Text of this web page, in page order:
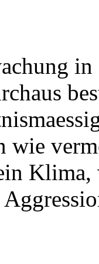
wie
Klima,